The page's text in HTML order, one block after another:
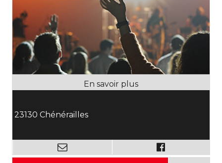
23130 Chénérailles